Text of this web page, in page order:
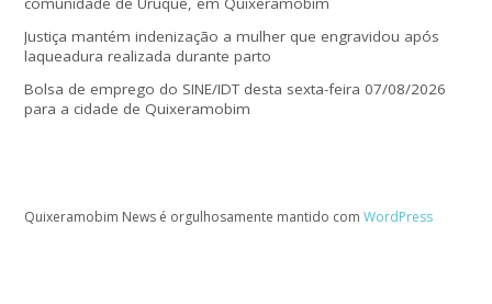
Justiça mantém indenização a mulher que engravidou após
laqueadura realizada durante parto
Bolsa de emprego do SINE/IDT desta sexta-feira 07/08/2026
para a cidade de Quixeramobim
Quixeramobim News é orgulhosamente mantido com WordPress